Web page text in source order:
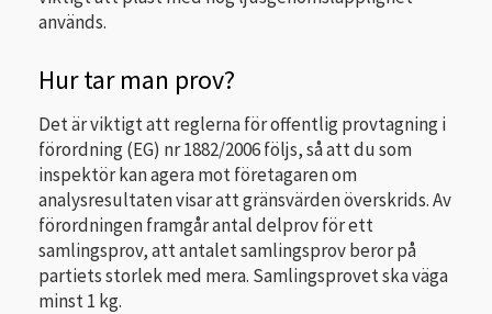
används.
Hur tar man prov?
Det är viktigt att reglerna för offentlig provtagning i
förordning (EG) nr 1882/2006 följs, så att du som
inspektör kan agera mot företagaren om
analysresultaten visar att gränsvärden överskrids. Av
förordningen framgår antal delprov för ett
samlingsprov, att antalet samlingsprov beror på
partiets storlek med mera. Samlingsprovet ska väga
minst 1 kg.